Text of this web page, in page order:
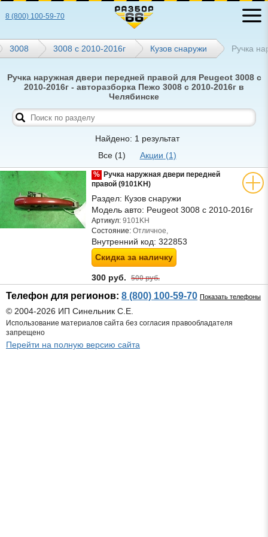
8 (800) 100-59-70
3008 3008 с 2010-2016г Кузов снаружи Ручка
Ручка наружная двери передней правой для Peugeot 3008 с
2010-2016г - авторазборка Пежо 3008 с 2010-2016г в
Челябинске
Найдено: 1 результат
Все (1) Акции (1)
% Ручка наружная двери передней
правой (9101KH)
Раздел: Кузов снаружи
Модель авто: Peugeot 3008 с 2010-2016г
Артикул: 9101KH
Состояние: Отличное,
Внутренний код: 322853
Скидка за наличку
300 руб. 500 руб.
Телефон для регионов: 8 (800) 100-59-70 Показать телефоны
© 2004-2026 ИП Синельник С.Е.
Использование материалов сайта без согласия правообладателя
запрещено
Перейти на полную версию сайта